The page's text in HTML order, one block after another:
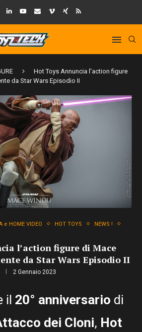
Hot Toys Annuncia l’action figure
da Star Wars Episodio II
e HOME VIDEO HOT TOYS
NEWS !
l’action figure di Mace
da Star Wars Episodio II
2 Gennaio 2023
il 20° anniversario di
dei Cloni, Hot